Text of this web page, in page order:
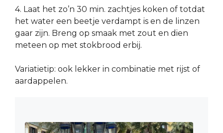
4. Laat het zo’n 30 min. zachtjes koken of totdat
het water een beetje verdampt is en de linzen
gaar zijn. Breng op smaak met zout en dien
meteen op met stokbrood erbij.
Variatietip: ook lekker in combinatie met rijst of
aardappelen.